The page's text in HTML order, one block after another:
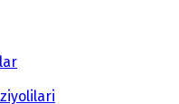
ziyolilari